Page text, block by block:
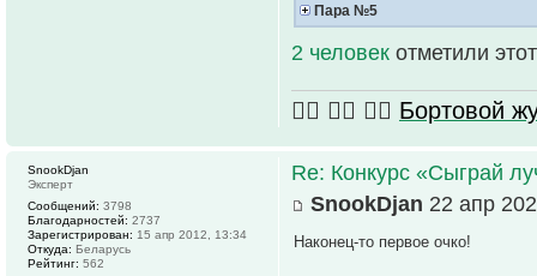
Пара №5
2 человек отметили
🏴‍☠️ 🏴‍☠️ 🏴‍☠️ Бортовой
Re: Конкурс «Сыграй
SnookDjan 22 апр
Наконец-то первое очко!
SnookDjan
Эксперт
Сообщений: 3798
Благодарностей: 2737
Зарегистрирован: 15 апр 2012, 13:34
Откуда: Беларусь
Рейтинг: 562